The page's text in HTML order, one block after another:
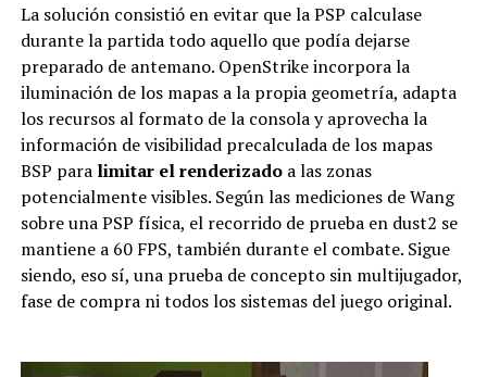
La solución consistió en evitar que la PSP calculase
durante la partida todo aquello que podía dejarse
preparado de antemano. OpenStrike incorpora la
iluminación de los mapas a la propia geometría, adapta
los recursos al formato de la consola y aprovecha la
información de visibilidad precalculada de los mapas
BSP paralimitar el renderizado a las zonas
potencialmente visibles. Según las mediciones de Wang
sobre una PSP física, el recorrido de prueba en dust2 se
mantiene a 60 FPS, también durante el combate. Sigue
siendo, eso sí, una prueba de concepto sin multijugador,
fase de compra ni todos los sistemas del juego original.